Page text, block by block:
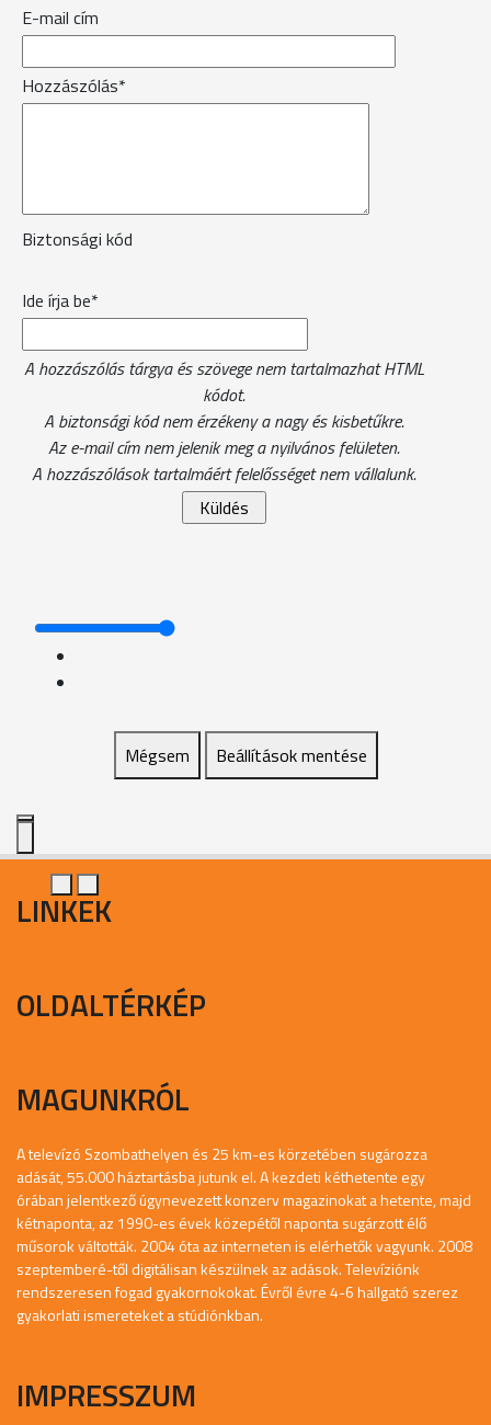
E-mail cím
Hozzászólás*
Biztonsági kód
Ide írja be*
A hozzászólás tárgya és szövege nem tartalmazhat HTML
kódot.
A biztonsági kód nem érzékeny a nagy és kisbetűkre.
Az e-mail cím nem jelenik meg a nyilvános felületen.
A hozzászólások tartalmáért felelősséget nem vállalunk.
Mégsem Beállítások mentése
LINKEK
OLDALTÉRKÉP
MAGUNKRÓL
A televízó Szombathelyen és 25 km-es körzetében sugározza
adását, 55.000 háztartásba jutunk el. A kezdeti kéthetente egy
órában jelentkező úgynevezett konzerv magazinokat a hetente, majd
kétnaponta, az 1990-es évek közepétől naponta sugárzott élő
műsorok váltották. 2004 óta az interneten is elérhetők vagyunk. 2008
szeptemberé-től digitálisan készülnek az adások. Televíziónk
rendszeresen fogad gyakornokokat. Évről évre 4-6 hallgató szerez
gyakorlati ismereteket a stúdiónkban.
IMPRESSZUM